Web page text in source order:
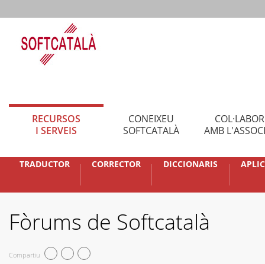
RECURSOS
I SERVEIS
CONEIXEU
SOFTCATALÀ
AMB
TRADUCTOR CORRECTOR DICCIONARIS
Fòrums de Softcatalà
Compartiu